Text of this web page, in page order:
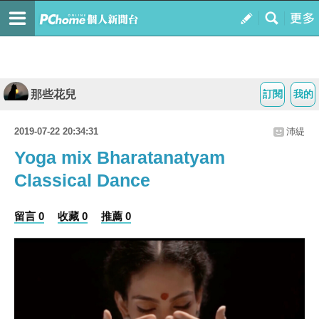
我的
訂閱
那些花兒
2019-07-22 20:34:31 沛緹
Yoga mix Bharatanatyam
Classical Dance
留言 0 收藏 0 推薦 0